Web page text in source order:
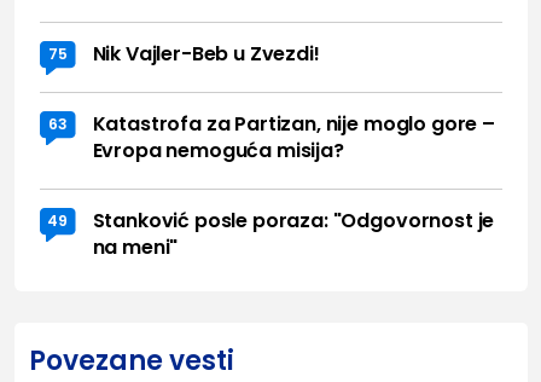
75 Nik Vajler-Beb u Zvezdi!
63
Katastrofa za Partizan, nije moglo gore –
Evropa nemoguća misija?
49
Stanković posle poraza: "Odgovornost je
na meni"
Povezane vesti